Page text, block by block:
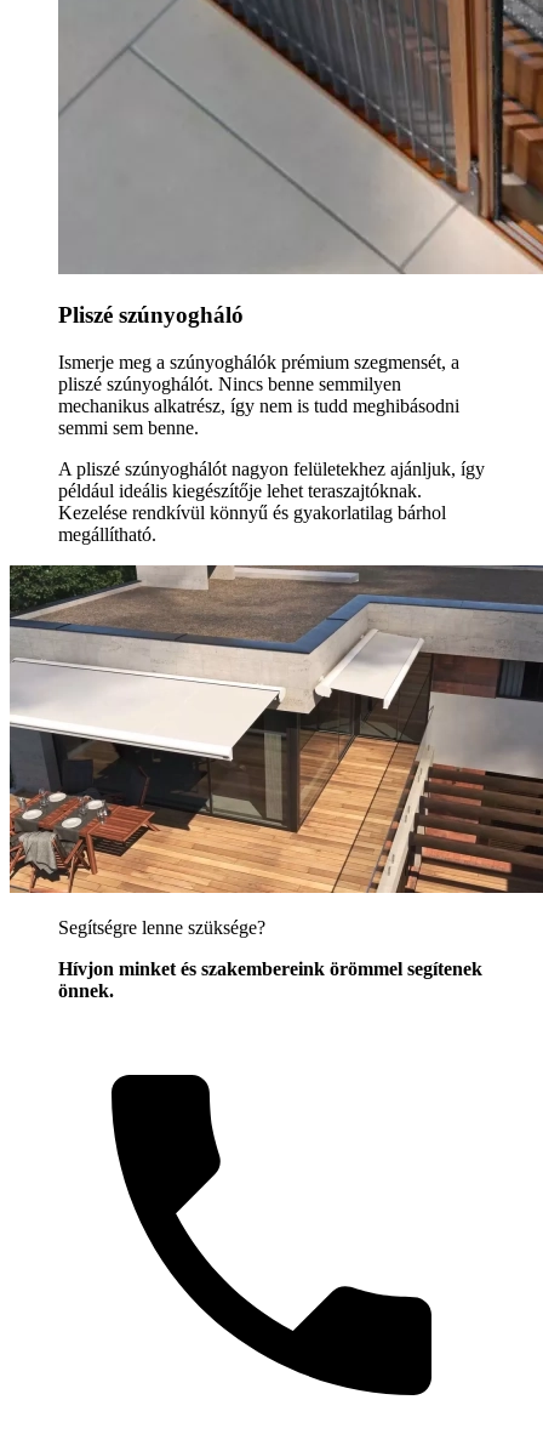
Pliszé szúnyogháló
Ismerje meg a szúnyoghálók prémium szegmensét, a
pliszé szúnyoghálót. Nincs benne semmilyen
mechanikus alkatrész, így nem is tudd meghibásodni
semmi sem benne.
A pliszé szúnyoghálót nagyon felületekhez ajánljuk, így
például ideális kiegészítője lehet teraszajtóknak.
Kezelése rendkívül könnyű és gyakorlatilag bárhol
megállítható.
Segítségre lenne szüksége?
Hívjon minket és szakembereink örömmel segítenek
önnek.